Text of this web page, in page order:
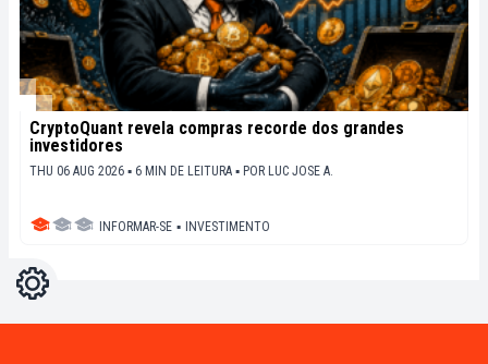
CryptoQuant revela compras recorde dos grandes
investidores
THU 06 AUG 2026 ▪ 6 MIN DE LEITURA ▪ POR LUC JOSE A.
INFORMAR-SE ▪ INVESTIMENTO
Configurações